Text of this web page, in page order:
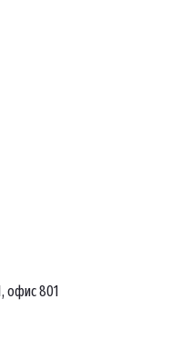
офис 801